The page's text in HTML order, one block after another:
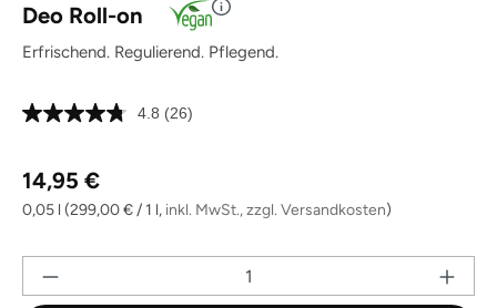
Deo Roll-on
Erfrischend. Regulierend. Pflegend.
4.8 26
derselben
(26)
Regulärer Preis:
14,95 €
0,05 l (299,00 € / 1 l, inkl. MwSt., zzgl. Versandkosten)